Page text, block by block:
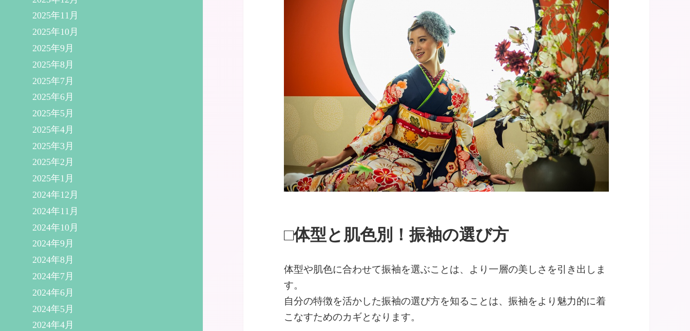
2025年11月
2025年10月
2025年9月
2025年8月
2025年7月
2025年6月
2025年5月
2025年4月
2025年3月
2025年2月
2025年1月
2024年12月
2024年11月
2024年10月
2024年9月
2024年8月
2024年7月
2024年6月
2024年5月
2024年4月
□体型と肌色別！振袖の選び方
体型や肌色に合わせて振袖を選ぶことは、より一層の美しさを引き出しま
す。
自分の特徴を活かした振袖の選び方を知ることは、振袖をより魅力的に着
こなすためのカギとなります。